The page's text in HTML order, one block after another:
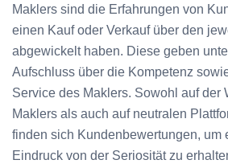
Maklers sind die Erfahrungen von
einen Kauf oder Verkauf über den
abgewickelt haben. Diese geben
Aufschluss über die Kompetenz
Service des Maklers. Sowohl auf der
Maklers als auch auf neutralen
finden sich Kundenbewertungen, um
Eindruck von der Seriosität zu